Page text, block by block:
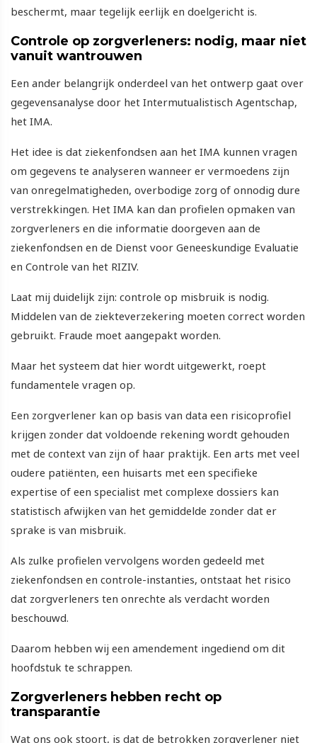
beschermt, maar tegelijk eerlijk en doelgericht is.
Controle op zorgverleners: nodig, maar niet
vanuit wantrouwen
Een ander belangrijk onderdeel van het ontwerp gaat over
gegevensanalyse door het Intermutualistisch Agentschap,
het IMA.
Het idee is dat ziekenfondsen aan het IMA kunnen vragen
om gegevens te analyseren wanneer er vermoedens zijn
van onregelmatigheden, overbodige zorg of onnodig dure
verstrekkingen. Het IMA kan dan profielen opmaken van
zorgverleners en die informatie doorgeven aan de
ziekenfondsen en de Dienst voor Geneeskundige Evaluatie
en Controle van het RIZIV.
Laat mij duidelijk zijn: controle op misbruik is nodig.
Middelen van de ziekteverzekering moeten correct worden
gebruikt. Fraude moet aangepakt worden.
Maar het systeem dat hier wordt uitgewerkt, roept
fundamentele vragen op.
Een zorgverlener kan op basis van data een risicoprofiel
krijgen zonder dat voldoende rekening wordt gehouden
met de context van zijn of haar praktijk. Een arts met veel
oudere patiënten, een huisarts met een specifieke
expertise of een specialist met complexe dossiers kan
statistisch afwijken van het gemiddelde zonder dat er
sprake is van misbruik.
Als zulke profielen vervolgens worden gedeeld met
ziekenfondsen en controle-instanties, ontstaat het risico
dat zorgverleners ten onrechte als verdacht worden
beschouwd.
Daarom hebben wij een amendement ingediend om dit
hoofdstuk te schrappen.
Zorgverleners hebben recht op
transparantie
Wat ons ook stoort, is dat de betrokken zorgverlener niet